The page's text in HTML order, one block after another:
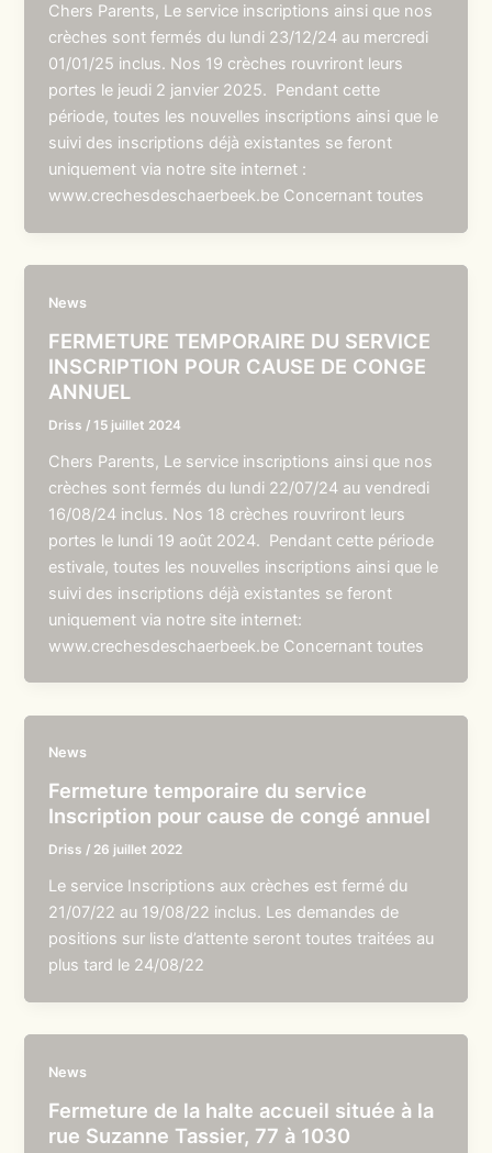
Chers Parents, Le service inscriptions ainsi que nos
crèches sont fermés du lundi 23/12/24 au mercredi
01/01/25 inclus. Nos 19 crèches rouvriront leurs
portes le jeudi 2 janvier 2025. Pendant cette
période, toutes les nouvelles inscriptions ainsi que le
suivi des inscriptions déjà existantes se feront
uniquement via notre site internet :
www.crechesdeschaerbeek.be Concernant toutes
News
FERMETURE TEMPORAIRE DU SERVICE
INSCRIPTION POUR CAUSE DE CONGE
ANNUEL
Driss /15 juillet 2024
Chers Parents, Le service inscriptions ainsi que nos
crèches sont fermés du lundi 22/07/24 au vendredi
16/08/24 inclus. Nos 18 crèches rouvriront leurs
portes le lundi 19 août 2024. Pendant cette période
estivale, toutes les nouvelles inscriptions ainsi que le
suivi des inscriptions déjà existantes se feront
uniquement via notre site internet:
www.crechesdeschaerbeek.be Concernant toutes
News
Fermeture temporaire du service
Inscription pour cause de congé annuel
Driss / 26 juillet 2022
Le service Inscriptions aux crèches est fermé du
21/07/22 au 19/08/22 inclus. Les demandes de
positions sur liste d’attente seront toutes traitées au
plus tard le 24/08/22
News
Fermeture de la halte accueil située à la
rue Suzanne Tassier, 77 à 1030